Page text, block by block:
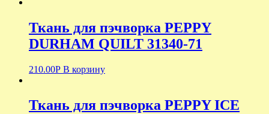
Ткань для пэчворка PEPPY
DURHAM QUILT 31340-71
210.00Р В корзину
Ткань для пэчворка PEPPY ICE